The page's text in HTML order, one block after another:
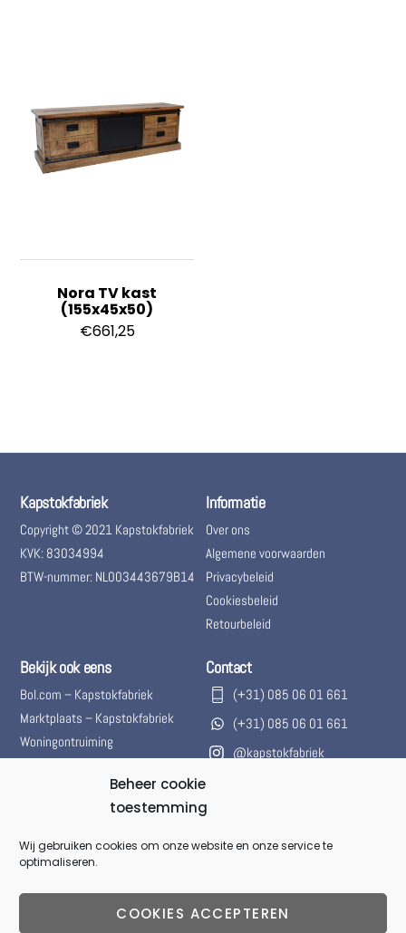
Beheer cookie
toestemming
Wij gebruiken cookies om onze website en onze service te
optimaliseren.
COOKIES ACCEPTEREN
Nora TV kast
(155x45x50)
€661,25
Kapstokfabriek
Copyright © 2021 Kapstokfabriek
KVK: 83034994
BTW-nummer: NL003443679B14
Informatie
Over ons
Algemene voorwaarden
Privacybeleid
Cookiesbeleid
Retourbeleid
Bekijk ook eens
Bol.com – Kapstokfabriek
Marktplaats – Kapstokfabriek
Woningontruiming
Contact
(+31) 085 06 01 661
(+31) 085 06 01 661
@kapstokfabriek
tijd.